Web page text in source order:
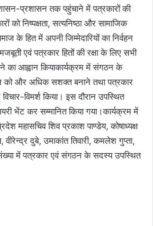
प्रशासन तक पहुंचाने में पत्रकारों की
को निष्पक्षता, सत्यनिष्ठा और सामाजिक
के हित में अपनी जिम्मेदारियों का निर्वहन
एवं पत्रकार हितों की रक्षा के लिए सभी
का आह्वान कियाकार्यक्रम में संगठन के
को और अधिक सशक्त बनाने तथा पत्रकार
विमर्श किया। इस दौरान उपस्थित
भेंट कर सम्मानित किया गया।कार्यक्रम में
महासचिव शिव प्रकाश पाण्डेय, कोषाध्यक्ष
दुबे, उमाकांत तिवारी, कमलेश गुप्ता,
संख्या में पत्रकार एवं संगठन के सदस्य उपस्थित